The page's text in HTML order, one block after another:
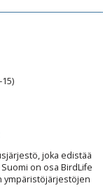
joka edistää
on osa BirdLife
ympäristöjärjestöjen